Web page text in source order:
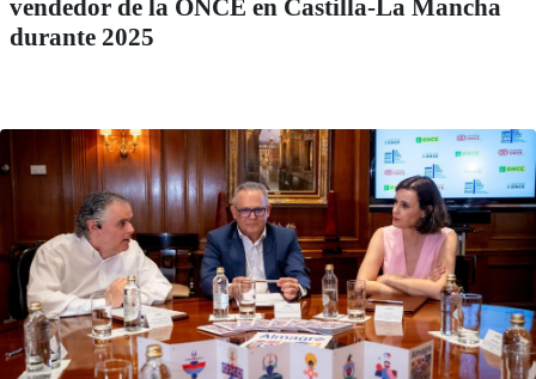
vendedor de la ONCE en Castilla-La Mancha
durante 2025